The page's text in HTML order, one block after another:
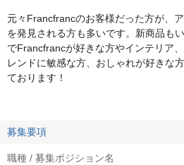
元々Francfrancのお客様だった方が、
を発見される方も多いです。新商品も
でFrancfrancが好きな方やインテリア
レンドに敏感な方、おしゃれが好きな
ております！
募集要項
職種 / 募集ポジション名